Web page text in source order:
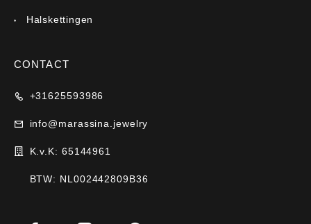
Halskettingen
CONTACT
+31625593986
info@marassina.jewelry
K.v.K: 65144961
BTW: NL002442809B36